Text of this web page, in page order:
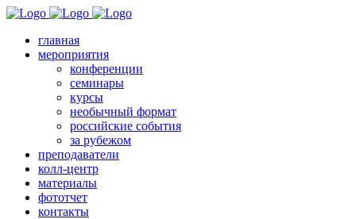
главная
мероприятия
конференции
семинары
курсы
необычный формат
российские события
за рубежом
преподаватели
колл-центр
материалы
фототчет
контакты